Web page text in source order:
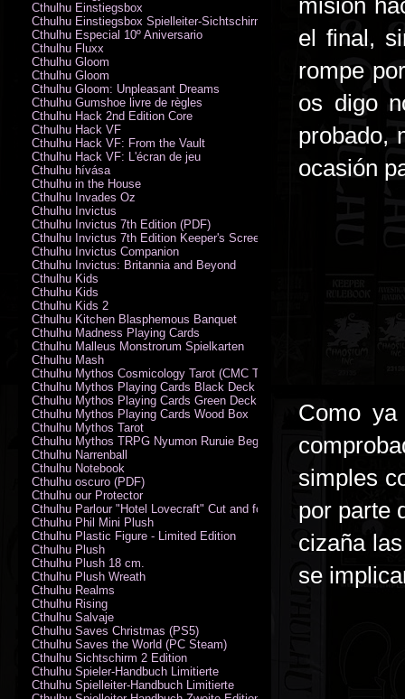
misión
el final,
rompe
os digo
probado,
ocasión
Como
simples
por parte
cizaña
se
Cthulhu Einstiegsbox
Cthulhu Einstiegsbox Spielleiter-Sichtschirm
Cthulhu Especial 10º Aniversario
Cthulhu Fluxx
Cthulhu Gloom
Cthulhu Gloom
Cthulhu Gloom: Unpleasant Dreams
Cthulhu Gumshoe livre de règles
Cthulhu Hack 2nd Edition Core
Cthulhu Hack VF
Cthulhu Hack VF: From the Vault
Cthulhu Hack VF: L'écran de jeu
Cthulhu hívása
Cthulhu in the House
Cthulhu Invades Oz
Cthulhu Invictus
Cthulhu Invictus 7th Edition (PDF)
Cthulhu Invictus 7th Edition Keeper's Screen
Cthulhu Invictus Companion
Cthulhu Invictus: Britannia and Beyond
Cthulhu Kids
Cthulhu Kids
Cthulhu Kids 2
Cthulhu Kitchen Blasphemous Banquet
Cthulhu Madness Playing Cards
Cthulhu Malleus Monstrorum Spielkarten
Cthulhu Mash
Cthulhu Mythos Cosmicology Tarot (CMC Tarot - Old Whispers)
Cthulhu Mythos Playing Cards Black Deck
Cthulhu Mythos Playing Cards Green Deck
Cthulhu Mythos Playing Cards Wood Box
Cthulhu Mythos Tarot
Cthulhu Mythos TRPG Nyumon Ruruie Beginners
Cthulhu Narrenball
Cthulhu Notebook
Cthulhu oscuro (PDF)
Cthulhu our Protector
Cthulhu Parlour "Hotel Lovecraft" Cut and fold Game-Cards
Cthulhu Phil Mini Plush
Cthulhu Plastic Figure - Limited Edition
Cthulhu Plush
Cthulhu Plush 18 cm.
Cthulhu Plush Wreath
Cthulhu Realms
Cthulhu Rising
Cthulhu Salvaje
Cthulhu Saves Christmas (PS5)
Cthulhu Saves the World (PC Steam)
Cthulhu Sichtschirm 2 Edition
Cthulhu Spieler-Handbuch Limitierte
Cthulhu Spielleiter-Handbuch Limitierte